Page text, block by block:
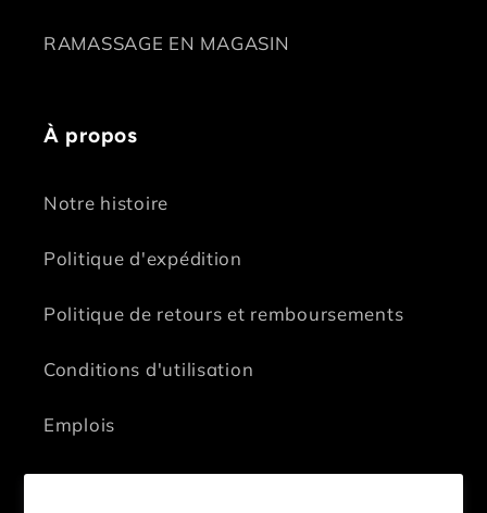
RAMASSAGE EN MAGASIN
À propos
Notre histoire
Politique d'expédition
Politique de retours et remboursements
Conditions d'utilisation
Emplois
Contactez-nous